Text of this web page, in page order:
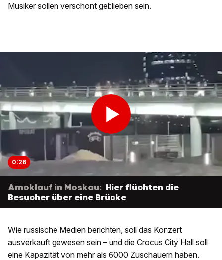
Musiker sollen verschont geblieben sein.
0:26
Amoklauf in Moskau: Hier flüchten die
Besucher über eine Brücke
Wie russische Medien berichten, soll das Konzert
ausverkauft gewesen sein – und die Crocus City Hall soll
eine Kapazität von mehr als 6000 Zuschauern haben.